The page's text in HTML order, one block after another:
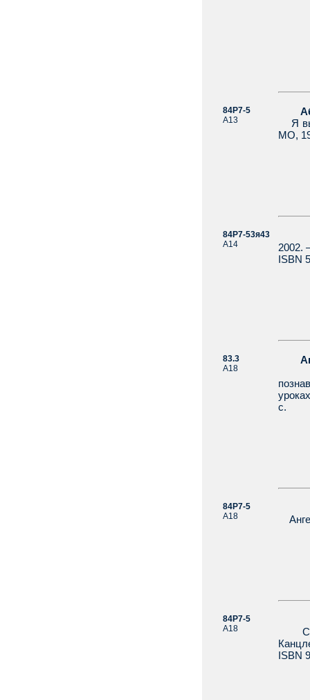
84Р7-5
А13
Я
МО,
84Р7-53я43
А14
2002.
ISBN
83.3
А18
с.
84Р7-5
А18
84Р7-5
А18
ISBN